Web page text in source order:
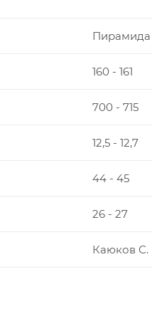
Пирамида
160 - 161
700 - 715
12,5 - 12,7
44 - 45
26 - 27
Каюков С.